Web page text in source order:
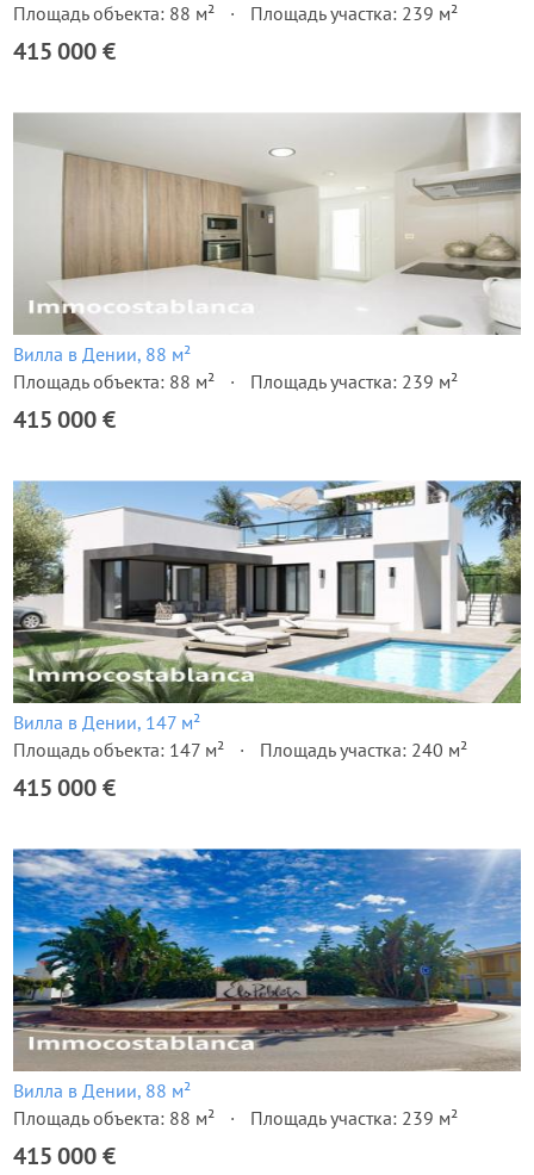
Площадь объекта: 88 м²
Площадь участка: 239 м²
415 000 €
Вилла в Дении, 88 м²
Площадь объекта: 88 м²
Площадь участка: 239 м²
415 000 €
Вилла в Дении, 147 м²
Площадь объекта: 147 м²
Площадь участка: 240 м²
415 000 €
Вилла в Дении, 88 м²
Площадь объекта: 88 м²
Площадь участка: 239 м²
415 000 €